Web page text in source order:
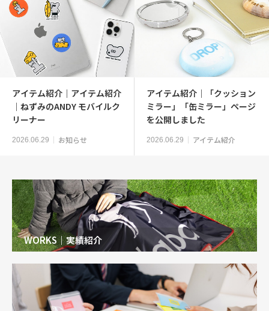
アイテム紹介｜アイテム紹介
｜ねずみのANDY モバイルク
リーナー
2026.06.29 お知らせ
アイテム紹介｜「クッション
ミラー」「缶ミラー」ページ
を公開しました
2026.06.29 アイテム紹介
WORKS｜実績紹介